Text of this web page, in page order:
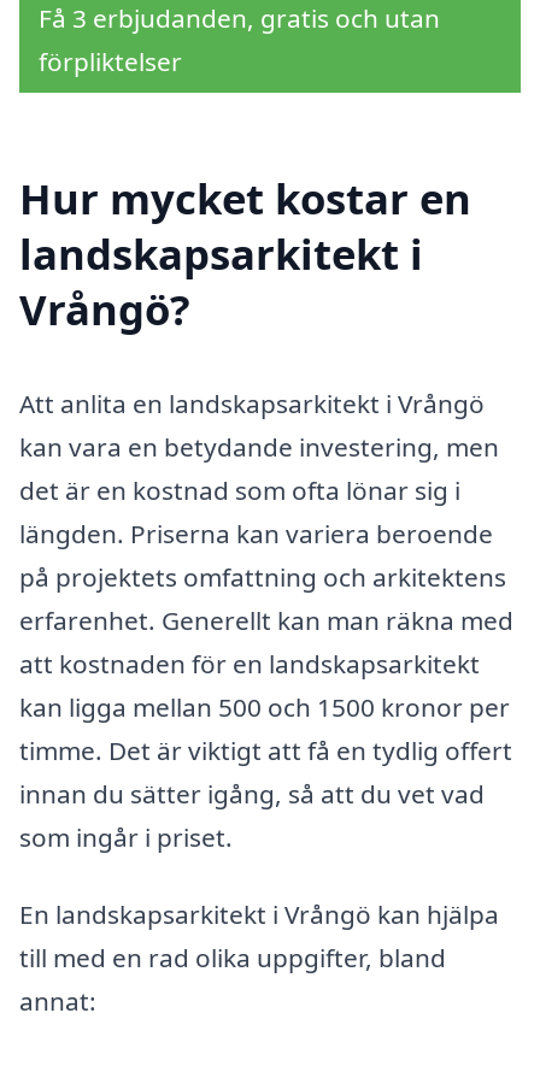
Få 3 erbjudanden, gratis och utan
förpliktelser
Hur mycket kostar en
landskapsarkitekt i
Vrångö?
Att anlita en landskapsarkitekt i Vrångö
kan vara en betydande investering, men
det är en kostnad som ofta lönar sig i
längden. Priserna kan variera beroende
på projektets omfattning och arkitektens
erfarenhet. Generellt kan man räkna med
att kostnaden för en landskapsarkitekt
kan ligga mellan 500 och 1500 kronor per
timme. Det är viktigt att få en tydlig offert
innan du sätter igång, så att du vet vad
som ingår i priset.
En landskapsarkitekt i Vrångö kan hjälpa
till med en rad olika uppgifter, bland
annat: